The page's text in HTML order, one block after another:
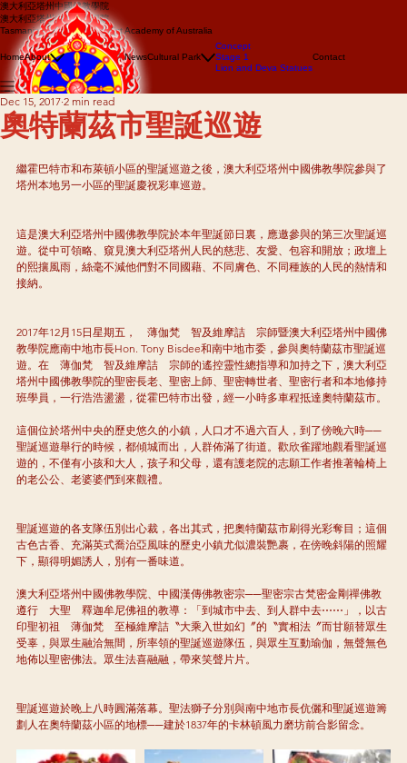
澳大利亞塔州中國佛教學院
澳大利亞塔州中國佛教學院
Tasmanian Chinese Buddhist Academy of Australia
HomeAbout
About us
Events
Lion Dance
Dragon dance
NewsCultural Park
Concept
Stage 1
Lion and Deva Statues
Contact
奧特蘭茲市聖誕巡遊
Dec 15, 2017 2 min read
繼霍巴特市和布萊頓小區的聖誕巡遊之後，澳大利亞塔州中國佛教學院參與了
塔州本地另一小區的聖誕慶祝彩車巡遊。
這是澳大利亞塔州中國佛教學院於本年聖誕節日裏，應邀參與的第三次聖誕巡
遊。從中可領略、窺見澳大利亞塔州人民的慈悲、友愛、包容和開放；政壇上
的熙攘風雨，絲毫不減他們對不同國藉、不同膚色、不同種族的人民的熱情和
接納。
2017年12月15日星期五，　薄伽梵　智及維摩詰　宗師暨澳大利亞塔州中國佛
教學院應南中地市長Hon. Tony Bisdee和南中地市委，參與奧特蘭茲市聖誕巡
遊。在　薄伽梵　智及維摩詰　宗師的遙控靈性總指導和加持之下，澳大利亞
塔州中國佛教學院的聖密長老、聖密上師、聖密轉世者、聖密行者和本地修持
班學員，一行浩浩盪盪，從霍巴特市出發，經一小時多車程抵達奧特蘭茲市。
這個位於塔州中央的歷史悠久的小鎮，人口才不過六百人，到了傍晚六時──
聖誕巡遊舉行的時候，都傾城而出，人群佈滿了街道。歡欣雀躍地觀看聖誕巡
遊的，不僅有小孩和大人，孩子和父母，還有護老院的志願工作者推著輪椅上
的老公公、老婆婆們到來觀禮。
聖誕巡遊的各支隊伍別出心裁，各出其式，把奧特蘭茲市刷得光彩奪目；這個
古色古香、充滿英式喬治亞風味的歷史小鎮尤似濃裝艷裹，在傍晚斜陽的照耀
下，顯得明媚誘人，別有一番味道。
澳大利亞塔州中國佛教學院、中國漢傳佛教密宗──聖密宗古梵密金剛禪佛教
遵行　大聖　釋迦牟尼佛祖的教導：「到城市中去、到人群中去⋯⋯」，以古
印聖初祖　薄伽梵　至極維摩詰〝大乘入世如幻〞的〝實相法〞而甘願替眾生
受辜，與眾生融洽無間，所率領的聖誕巡遊隊伍，與眾生互動瑜伽，無聲無色
地佈以聖密佛法。眾生法喜融融，帶來笑聲片片。
聖誕巡遊於晚上八時圓滿落幕。聖法獅子分別與南中地市長伉儷和聖誕巡遊籌
劃人在奧特蘭茲小區的地標──建於1837年的卡林頓風力磨坊前合影留念。